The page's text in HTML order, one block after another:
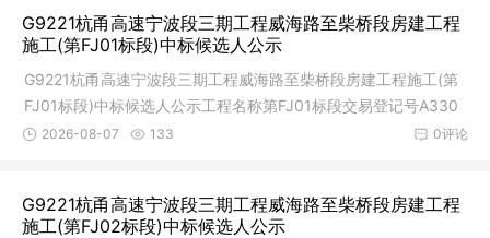
G9221杭甬高速宁波段三期工程威海路至柴桥段房建工程
施工(第FJ01标段)中标候选人公示
G9221杭甬高速宁波段三期工程威海路至柴桥段房建工程施工(第
FJ01标段)中标候选人公示工程名称第FJ01标段交易登记号A330
201022002
0评论
2026-08-07 133
G9221杭甬高速宁波段三期工程威海路至柴桥段房建工程
施工(第FJ02标段)中标候选人公示